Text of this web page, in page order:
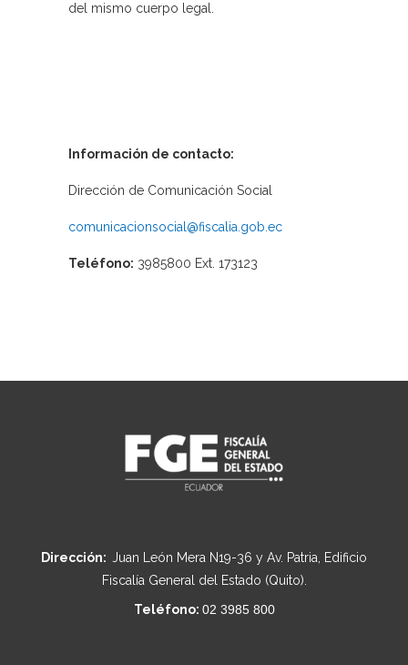
del mismo cuerpo legal.
Información de contacto:
Dirección de Comunicación Social
comunicacionsocial@fiscalia.gob.ec
Teléfono: 3985800 Ext. 173123
Dirección: Juan León Mera N19-36 y Av. Patria, Edificio
Fiscalía General del Estado (Quito).
Teléfono: 02 3985 800